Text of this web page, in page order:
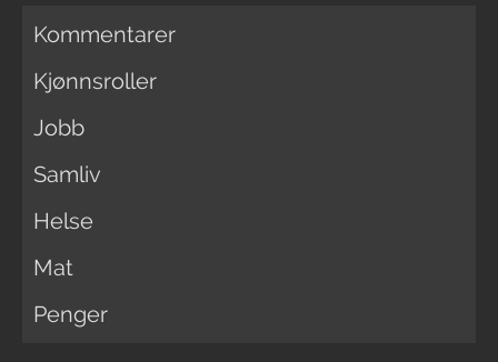
Kommentarer
Kjønnsroller
Jobb
Samliv
Helse
Mat
Penger